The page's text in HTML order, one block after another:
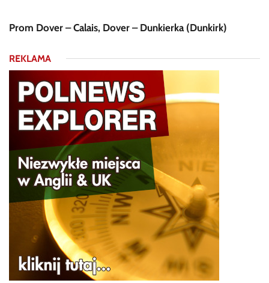
Prom Dover – Calais, Dover – Dunkierka (Dunkirk)
REKLAMA